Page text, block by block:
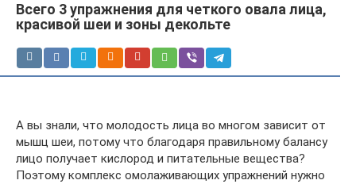
Всего 3 упражнения для четкого овала лица,
красивой шеи и зоны декольте
А вы знали, что молодость лица во многом зависит от
мышц шеи, потому что благодаря правильному балансу
лицо получает кислород и питательные вещества?
Поэтому комплекс омолаживающих упражнений нужно